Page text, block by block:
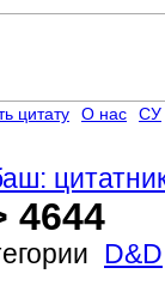
4644
D&D
цитату О нас СУ